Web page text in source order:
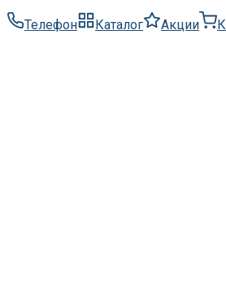
Детские площадки
Телефон Каталог Акции